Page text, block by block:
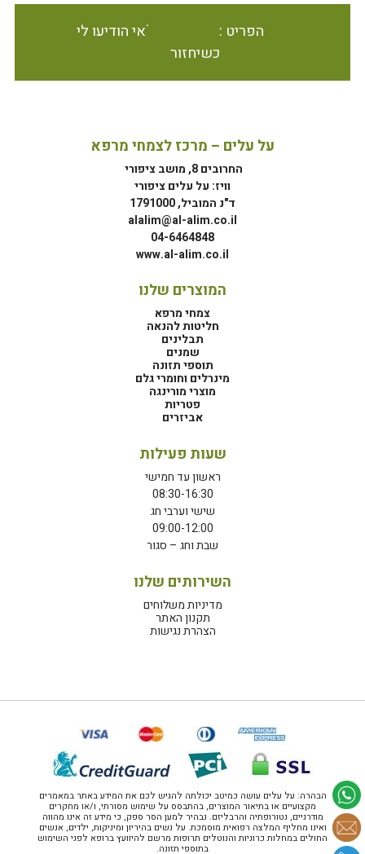
הפריט אינו זמין במלאי הודיעו לי
כשיחזור
על עלים – מרכז לצמחי מרפא
החרובים 8, מושב ציפורי
וויז: על עלים ציפורי
ד"נ המוביל, 1791000
alalim@al-alim.co.il
04-6464848
www.al-alim.co.il
המוצרים שלנו
צמחי מרפא
חליטות להנאה
תבלינים
שמנים
תוספי תזונה
מינרלים וחומרי גלם
מוצרי מורינגה
פטריות
אביזרים
שעות פעילות
ראשון עד חמישי
08:30-16:30
שישי וערבי חג
09:00-12:00
שבת וחג – סגור
השירותים שלנו
מדיניות משלוחים
תקנון האתר
הצהרת נגישות
הבהרה: על עלים עושה כמיטב יכולתה להגיש לכם את המידע באתר במאמרים
מקצועיים או בתיאור המוצרים, בהתבסס על שימוש מסורתי, ו/או מחקרים
מודרניים, נטורופתיה והרבליזם. נבהיר למען הסר ספק, כי מידע זה אינו מהווה
ואינו מחליף המלצה רפואית מוסמכת. על נשים בהיריון ומיניקות, ילדים, אנשים
החולים במחלות כרוניות והנוטלים תרופות מרשם להיוועץ ברופא לפני השימוש
בתוספי תזונה.